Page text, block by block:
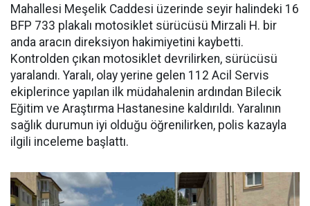
Mahallesi Meşelik Caddesi üzerinde seyir halindeki 16
BFP 733 plakalı motosiklet sürücüsü Mirzali H. bir
anda aracın direksiyon hakimiyetini kaybetti.
Kontrolden çıkan motosiklet devrilirken, sürücüsü
yaralandı. Yaralı, olay yerine gelen 112 Acil Servis
ekiplerince yapılan ilk müdahalenin ardından Bilecik
Eğitim ve Araştırma Hastanesine kaldırıldı. Yaralının
sağlık durumun iyi olduğu öğrenilirken, polis kazayla
ilgili inceleme başlattı.